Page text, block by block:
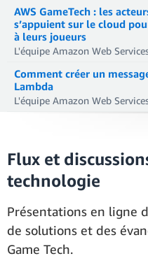
Showing results: 1-2
Total results: 2
AWS GameTech : les
s’appuient sur le cloud
à leurs joueurs
L'équipe Amazon Web
Comment créer un
Lambda
L'équipe Amazon Web
Flux et
technologie
Présentations en ligne
de solutions et des
Game Tech.